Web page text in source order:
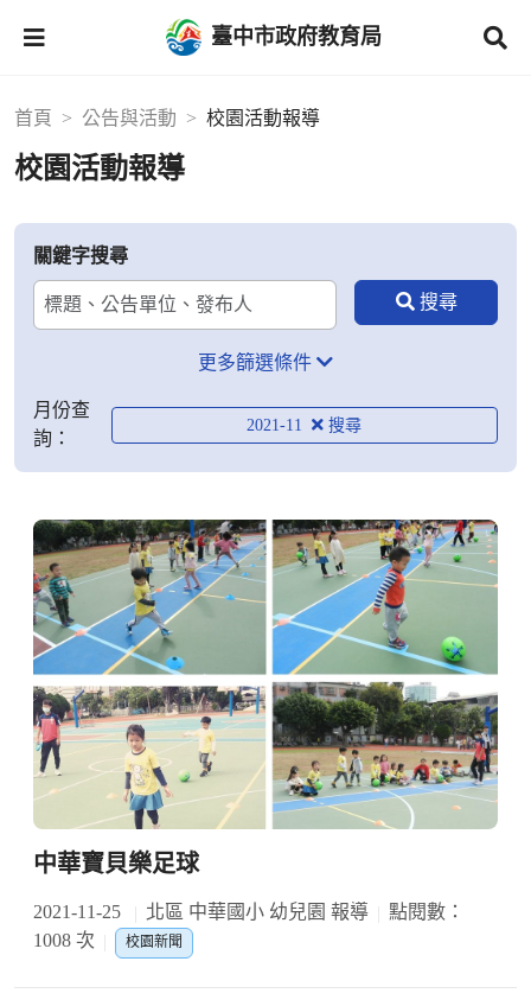
臺中市政府教育局
首頁 公告與活動 校園活動報導
校園活動報導
關鍵字搜尋
更多篩選條件
月份查
詢：
2021-11
中華寶貝樂足球
2021-11-25 北區 中華國小 幼兒園 報導
點閱數：
1008 次
校園新聞